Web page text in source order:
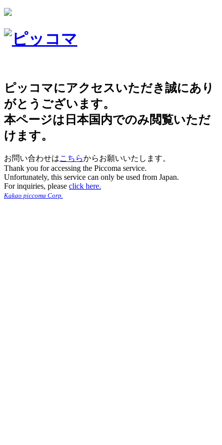
ピッコマにアクセスいただき誠にあり
がとうございます。
本ページは日本国内でのみ閲覧いただ
けます。
お問い合わせはこちらからお願いいたします。
Thank you for accessing the Piccoma service.
Unfortunately, this service can only be used from Japan.
For inquiries, please click here.
Kakao piccoma Corp.